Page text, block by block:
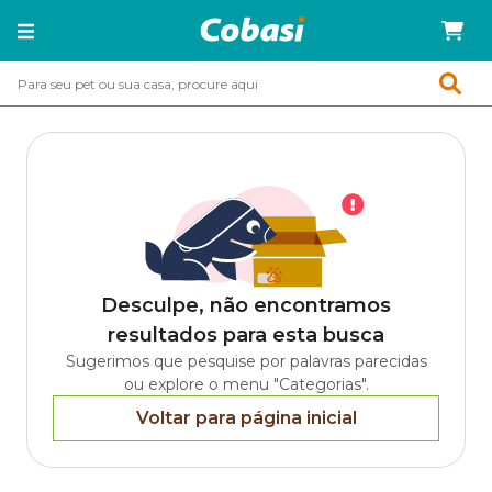
Desculpe, não encontramos
resultados para esta busca
Sugerimos que pesquise por palavras parecidas
ou explore o menu "Categorias".
Voltar para página inicial